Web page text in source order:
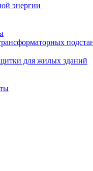
энергии
для жилых зданий